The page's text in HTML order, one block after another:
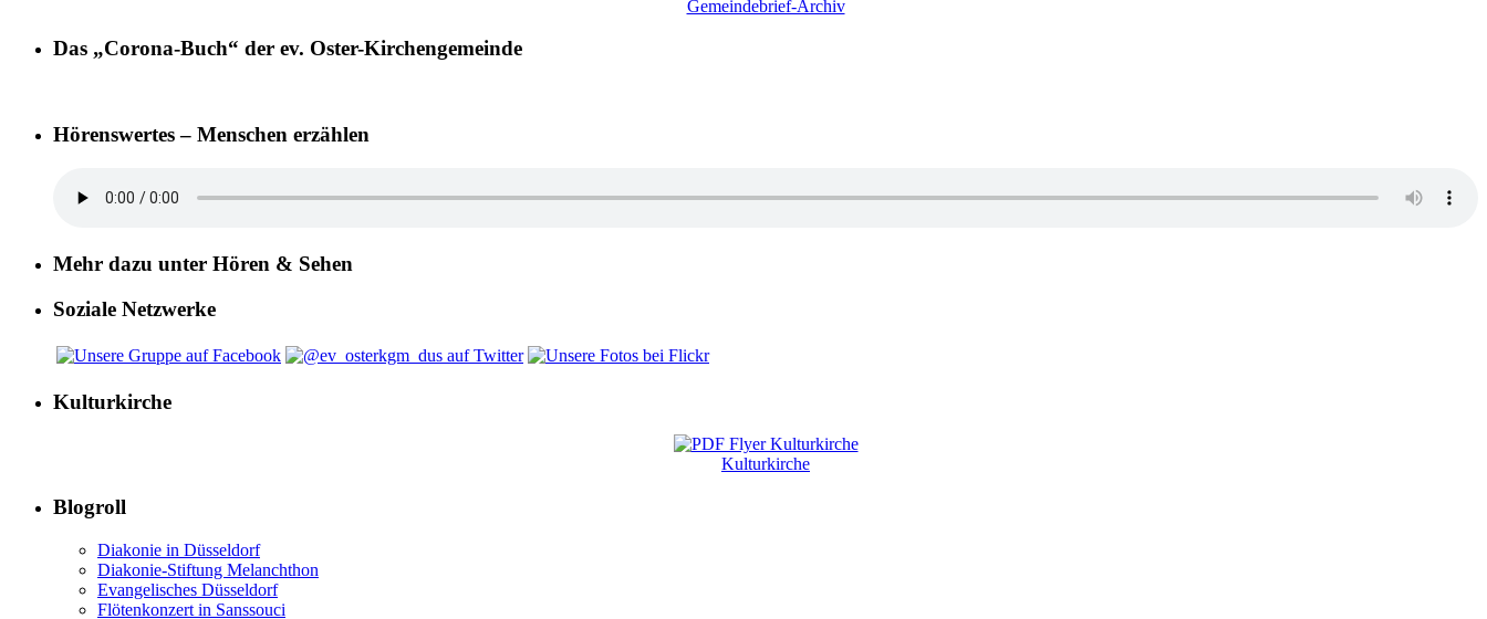
Gemeindebrief-Archiv
Das „Corona-Buch“ der ev. Oster-Kirchengemeinde
Hörenswertes – Menschen erzählen
Mehr dazu unter Hören & Sehen
Soziale Netzwerke
Kulturkirche
Kulturkirche
Blogroll
Diakonie in Düsseldorf
Diakonie-Stiftung Melanchthon
Evangelisches Düsseldorf
Flötenkonzert in Sanssouci